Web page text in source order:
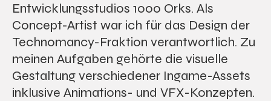
Entwicklungsstudios 1000 Orks. Als
Concept-Artist war ich für das Design der
Technomancy-Fraktion verantwortlich. Zu
meinen Aufgaben gehörte die visuelle
Gestaltung verschiedener Ingame-Assets
inklusive Animations- und VFX-Konzepten.